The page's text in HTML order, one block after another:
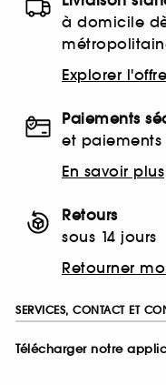
à domicile
Explorer l'offre
Paiements
et paiements
En savoir plus
Retours
sous 14 jours
Retourner
SERVICES, CONTACT ET
Télécharger notre